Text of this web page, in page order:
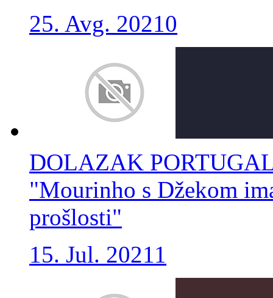
25. Avg. 20210
DOLAZAK
"Mourinho s Džekom
prošlosti"
15. Jul. 20211